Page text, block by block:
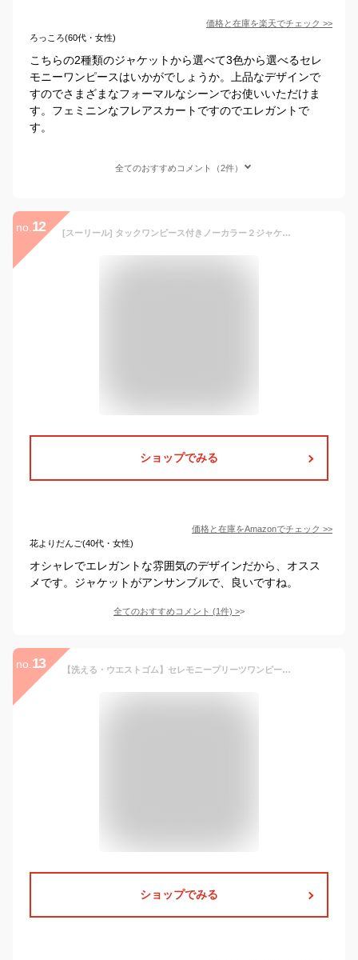
価格と在庫を楽天でチェック >>
ろっころ(60代・女性)
こちらの2種類のジャケットから選べて3色から選べるセレ
モニーワンピースはいかがでしょうか。上品なデザインで
すのでさまざまなフォーマルなシーンでお使いいただけま
す。フェミニンなフレアスカートですのでエレガントで
す。
全てのおすすめコメント（2件）
no. 12 [スーリール] タックワンピース付きノーカラー２ジャケットアンサンブルM291001ST (72) 9号
ショップでみる
価格と在庫をAmazonでチェック >>
花よりだんご(40代・女性)
オシャレでエレガントな雰囲気のデザインだから、オスス
メです。ジャケットがアンサンブルで、良いですね。
全てのおすすめコメント (1件) >
no. 13 【洗える・ウエストゴム】セレモニープリーツワンピース any FAM エニィファム ワンピース・ドレス その他のワンピース・ドレス ネイビー ベージュ【送料無料】[Rakuten Fashion]
ショップでみる